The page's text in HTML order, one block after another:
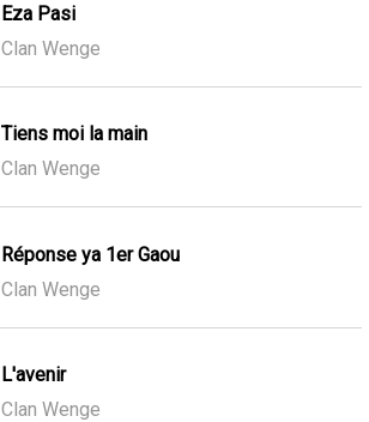
Eza Pasi
Clan Wenge
Tiens moi la main
Clan Wenge
Réponse ya 1er Gaou
Clan Wenge
L'avenir
Clan Wenge